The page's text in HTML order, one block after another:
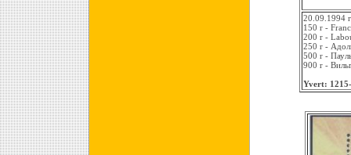
20.09.1994
150 r -
200 r -
250 r -
500 r -
900 r -
Yvert: